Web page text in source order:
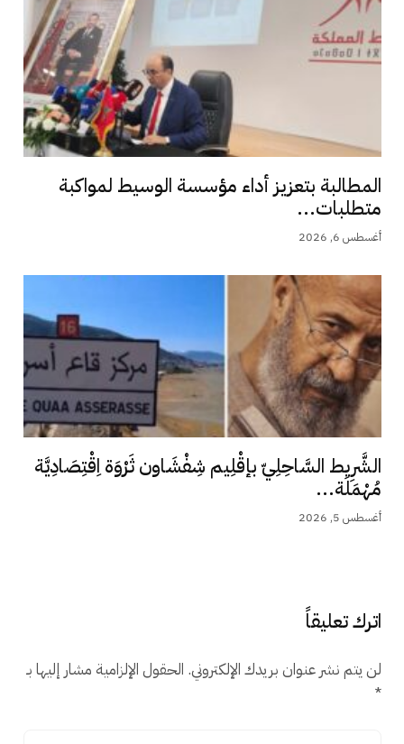
المطالبة بتعزيز أداء مؤسسة الوسيط لمواكبة
متطلبات...
أغسطس 6, 2026
الشَّرِيط السَّاحِلِيّ بإقْلِيم شِفْشَاون ثَرْوَة اِقْتِصَادِيَّة
مُهْمَلَة...
أغسطس 5, 2026
اترك تعليقاً
لن يتم نشر عنوان بريدك الإلكتروني. الحقول الإلزامية مشار إليها بـ
*